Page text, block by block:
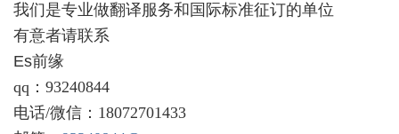
我们是专业做翻译服务和国际标准征订的单位
有意者请联系
Es前缘
qq：93240844
电话/微信：18072701433